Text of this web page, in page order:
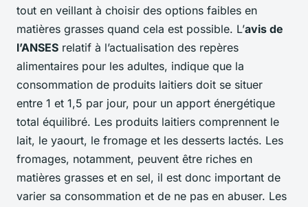
tout en veillant à choisir des options faibles en
matières grasses quand cela est possible. L’avis de
l’ANSES relatif à l’actualisation des repères
alimentaires pour les adultes, indique que la
consommation de produits laitiers doit se situer
entre 1 et 1,5 par jour, pour un apport énergétique
total équilibré. Les produits laitiers comprennent le
lait, le yaourt, le fromage et les desserts lactés. Les
fromages, notamment, peuvent être riches en
matières grasses et en sel, il est donc important de
varier sa consommation et de ne pas en abuser. Les